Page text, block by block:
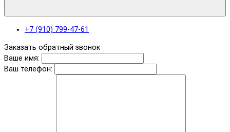
+7 (910) 799-47-61
Заказать обратный звонок
Ваше имя:
Ваш телефон: